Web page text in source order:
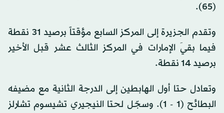
(65).
وتقدم الجزيرة إلى المركز السابع مؤقتاً برصيد 31 نقطة
فيما بقيَ الإمارات في المركز الثالث عشر قبل الأخير
برصيد 14 نقطة.
وتعادل حتا أول الهابطين إلى الدرجة الثانية مع مضيفه
البطائح (1 - 1). وسجّل لحتا النيجيري تشيسوم تشارلز